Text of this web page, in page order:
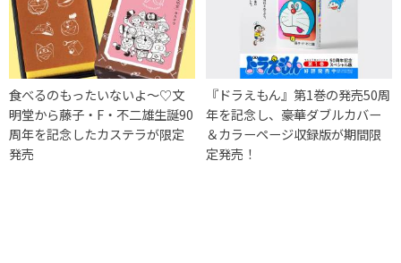
食べるのもったいないよ〜♡文
明堂から藤子・F・不二雄生誕90
周年を記念したカステラが限定
発売
『ドラえもん』第1巻の発売50周
年を記念し、豪華ダブルカバー
＆カラーページ収録版が期間限
定発売！